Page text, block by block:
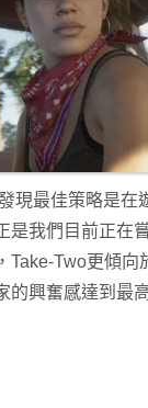
現最佳策略是在
我們目前正在
Take-Two更傾向
的興奮感達到最